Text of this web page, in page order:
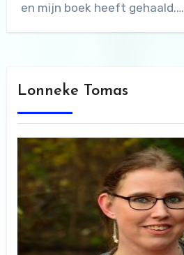
en mijn boek heeft gehaald.…
Lonneke Tomas